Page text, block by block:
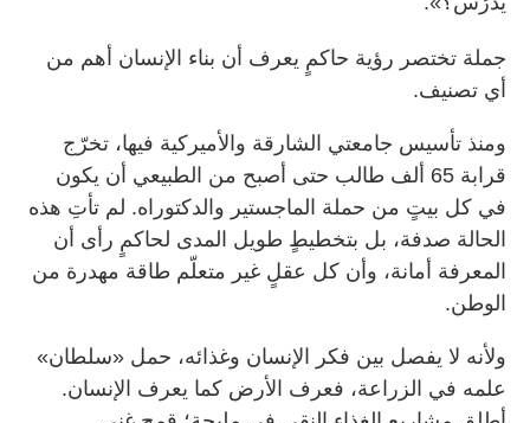
جملة تختصر رؤية حاكمٍ يعرف أن بناء الإنسان أهم من
أي تصنيف.
ومنذ تأسيس جامعتي الشارقة والأميركية فيها، تخرّج
قرابة 65 ألف طالب حتى أصبح من الطبيعي أن يكون
في كل بيتٍ من حملة الماجستير والدكتوراه. لم تأتِ هذه
الحالة صدفة، بل بتخطيطٍ طويل المدى لحاكمٍ رأى أن
المعرفة أمانة، وأن كل عقلٍ غير متعلّم طاقة مهدرة من
الوطن.
ولأنه لا يفصل بين فكر الإنسان وغذائه، حمل «سلطان»
علمه في الزراعة، فعرف الأرض كما يعرف الإنسان.